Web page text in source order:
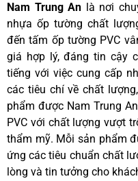
Nam Trung An là nơi
nhựa ốp tường chất
đến tấm ốp tường PVC
giá hợp lý, đáng tin cậy
tiếng với việc cung cấp
các tiêu chí về chất
phẩm được Nam Trung
PVC với chất lượng vượt
thẩm mỹ. Mỗi sản phẩm
ứng các tiêu chuẩn chất
lòng và tin tưởng cho